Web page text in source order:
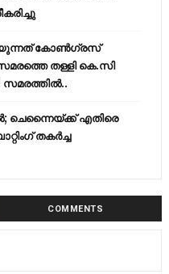
കോണ്‍ഗ്രസ്
തള്ളി കെ.സി
ചെന്നൈയ്ക്ക് എതിരെ
തകർച്ച
COMMENTS